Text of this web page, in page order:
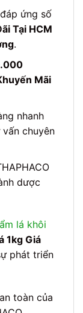
ứng số
Tại HCM
.
Mãi
nhanh
chuyên
dược
lá khôi
1kg Giá
phát triển